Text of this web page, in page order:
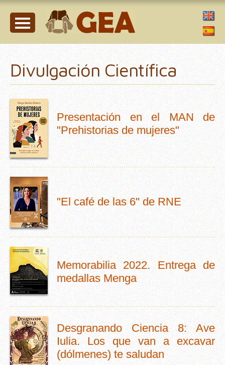
Divulgación Científica
Presentación en el MAN de
"Prehistorias de mujeres"
"El café de las 6" de RNE
Memorabilia 2022. Entrega de
medallas Menga
Desgranando Ciencia 8: Ave
Iulia. Los que van a excavar
(dólmenes) te saludan